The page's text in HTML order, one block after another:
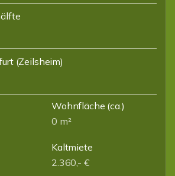
(Zeilsheim)
Wohnfläche (ca.)
0 m²
Kaltmiete
2.360,- €